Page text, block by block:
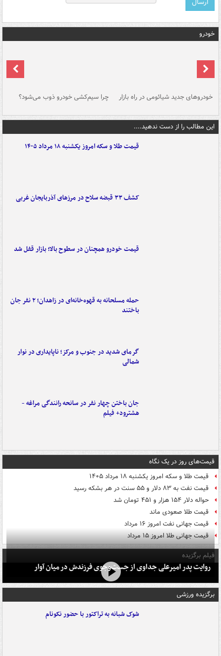
خودرو
خودروهای جدید شیائومی در راه بازار چرا سیم‌کشی خودرو ذوب می‌شود؟
این مطالب را از دست ندهید....
قیمت طلا و سکه امروز یکشنبه ۱۸ مرداد ۱۴۰۵
کشف ۳۳ قبضه سلاح در مرزهای آذربایجان غربی
قیمت خودرو همچنان در سطوح بالا؛ بازار قفل شد
حمله مسلحانه به قهوه‌خانه‌ای در زاهدان؛ ۲ نفر جان
باختند
گرمای شدید در جنوب و مرکز؛ ناپایداری در نوار
شمالی
جان باختن چهار نفر در سانحه رانندگی مراغه -
هشترود+ فیلم
قیمت‌های روز در یک نگاه
قیمت طلا و سکه امروز یکشنبه ۱۸ مرداد ۱۴۰۵
قیمت نفت به ۸۳ دلار و ۵۵ سنت در هر بشکه رسید
حواله دلار ۱۵۴ هزار و ۴۵۱ تومان شد
قیمت طلا صعودی ماند
قیمت جهانی نفت امروز ۱۶ مرداد
قیمت جهانی طلا امروز ۱۵ مرداد
فیلم برگزیده
روایت پدر امیرعلی جداوی از جست‌وجوی فرزندش در میان آوار
برگزیده ورزشی
شوک شبانه به تراکتور با حضور نکونام